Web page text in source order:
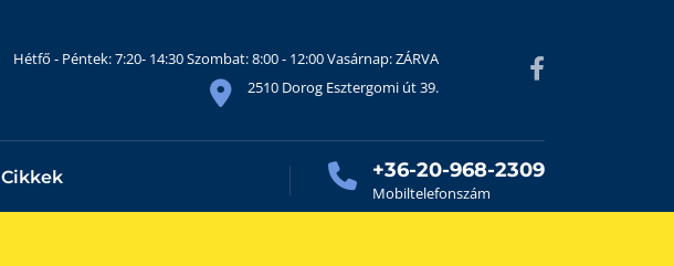
Hétfő - Péntek: 7:20- 14:30 Szombat: 8:00 - 12:00 Vasárnap: ZÁRVA
2510 Dorog Esztergomi út 39.
Cikkek +36-20-968-2309
Mobiltelefonszám